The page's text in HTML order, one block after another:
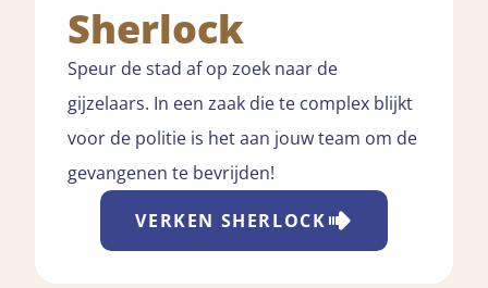
Sherlock
Speur de stad af op zoek naar de
gijzelaars. In een zaak die te complex blijkt
voor de politie is het aan jouw team om de
gevangenen te bevrijden!
VERKEN SHERLOCK